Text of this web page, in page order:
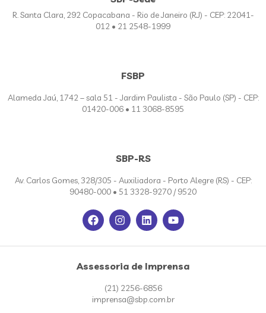
R. Santa Clara, 292 Copacabana - Rio de Janeiro (RJ) - CEP: 22041-
012 • 21 2548-1999
FSBP
Alameda Jaú, 1742 – sala 51 - Jardim Paulista - São Paulo (SP) - CEP:
01420-006 • 11 3068-8595
SBP-RS
Av. Carlos Gomes, 328/305 - Auxiliadora - Porto Alegre (RS) - CEP:
90480-000 • 51 3328-9270 / 9520
Assessoria de Imprensa
(21) 2256-6856
imprensa@sbp.com.br